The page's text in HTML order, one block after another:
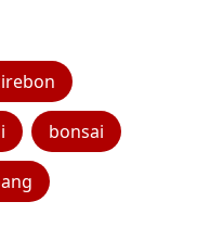
bonsai